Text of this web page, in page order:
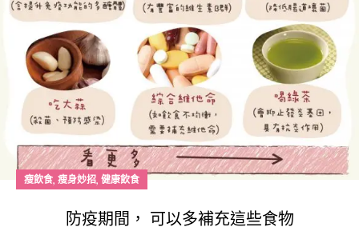
瘦飲食, 瘦身妙招, 健康飲食
防疫期間， 可以多補充這些食物